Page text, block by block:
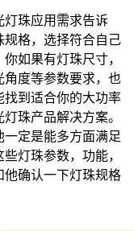
灯珠应用需求告诉
规格，选择符合自己
如果有灯珠尺寸，
角度等参数要求，也
找到适合你的大功率
珠产品解决方案。
定是能多方面满足
灯珠参数，功能，
他确认一下灯珠规格